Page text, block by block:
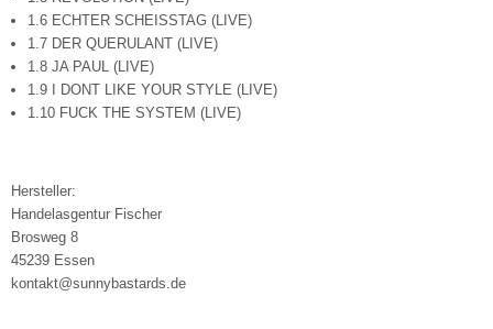
1.6 ECHTER SCHEISSTAG (LIVE)
1.7 DER QUERULANT (LIVE)
1.8 JA PAUL (LIVE)
1.9 I DONT LIKE YOUR STYLE (LIVE)
1.10 FUCK THE SYSTEM (LIVE)
Hersteller:
Handelasgentur Fischer
Brosweg 8
45239 Essen
kontakt@sunnybastards.de